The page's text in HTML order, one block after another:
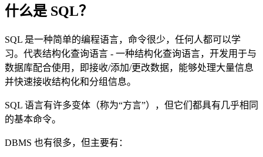
什么是 SQL？
SQL 是一种简单的编程语言，命令很少，任何人都可以学
习。代表结构化查询语言 - 一种结构化查询语言，开发用于与
数据库配合使用，即接收/添加/更改数据，能够处理大量信息
并快速接收结构化和分组信息。
SQL 语言有许多变体（称为“方言”），但它们都具有几乎相同
的基本命令。
DBMS 也有很多，但主要有：